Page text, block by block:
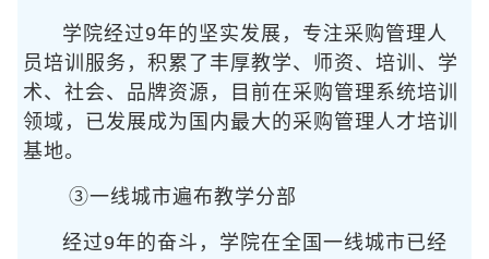
学院经过9年的坚实发展，专注采购管理人
员培训服务，积累了丰厚教学、师资、培训、学
术、社会、品牌资源，目前在采购管理系统培训
领域，已发展成为国内最大的采购管理人才培训
基地。
③一线城市遍布教学分部
经过9年的奋斗，学院在全国一线城市已经